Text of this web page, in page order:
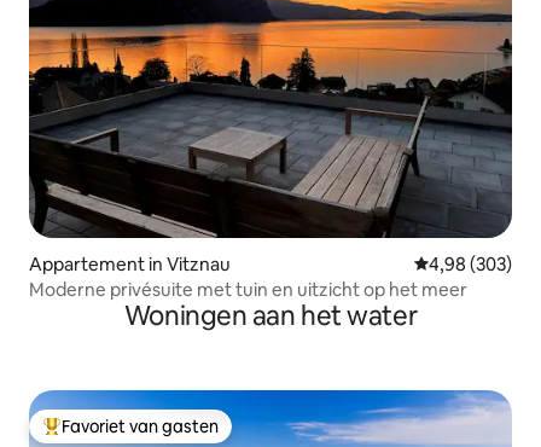
Appartement in Vitznau Gemiddelde
4,98 (303)
Moderne privésuite met tuin en uitzicht op het meer
Woningen aan het water
Topfavoriet van gasten
Favoriet van gasten